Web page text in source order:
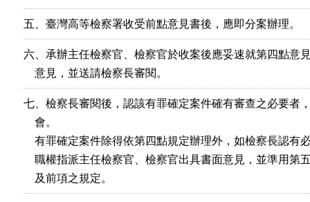
五、臺灣高等檢察署收受前點意見書後，應即分案辦理。
六、承辦主任檢察官、檢察官於收案後應妥速就第四點意
    意見，並送請檢察長審閱。
七、檢察長審閱後，認該有罪確定案件確有審查之必要者
    會。
有罪確定案件除得依第四點規定辦理外，如檢察長認有
職權指派主任檢察官、檢察官出具書面意見，並準用第
    及前項之規定。